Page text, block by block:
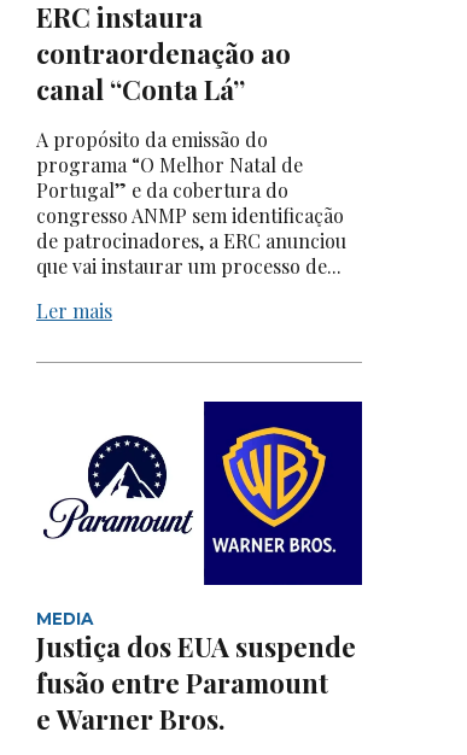
ERC instaura
contraordenação ao
canal “Conta Lá”
A propósito da emissão do
programa “O Melhor Natal de
Portugal” e da cobertura do
congresso ANMP sem identificação
de patrocinadores, a ERC anunciou
que vai instaurar um processo de...
Ler mais
MEDIA
Justiça dos EUA suspende
fusão entre Paramount
e Warner Bros.